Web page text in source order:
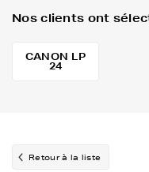
Nos clients ont
CANON LP
24
Retour à la liste